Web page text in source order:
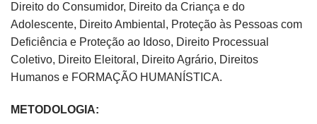
Direito do Consumidor, Direito da Criança e do
Adolescente, Direito Ambiental, Proteção às Pessoas com
Deficiência e Proteção ao Idoso, Direito Processual
Coletivo, Direito Eleitoral, Direito Agrário, Direitos
Humanos e FORMAÇÃO HUMANÍSTICA.
METODOLOGIA: